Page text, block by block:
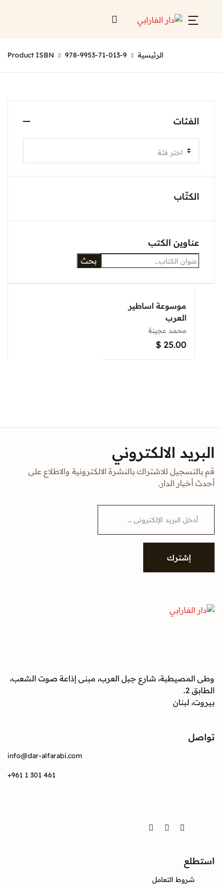
الرئيسية Product ISBN 978-9953-71-013-9
موسوعة اساطير
العرب
محمد عجينة
$ 25.00
الفئات
اختر فئة
الكتّاب
عناوين الكتب
بحث
البريد الالكتروني
قم بالتسجيل للاشتراك بالنشرة الالكترونية والاطلاع على
أحدث أخبار الدار.
i
إشترك
وطى المصيطبة، شارع جبل العرب، مبنى إذاعة صوت الشعب،
الطابق 2.
بيروت، لبنان
تواصل
info@dar-alfarabi.com
+961 1 301 461
Facebook
Instagram
Twitter
استطلع
شروط التعامل